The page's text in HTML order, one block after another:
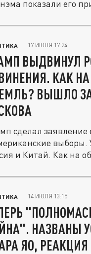
показали его
17 ИЮЛЯ 17:24
ВЫДВИНУЛ
КАК
ВЫШЛО
сделал заявление
и Китай. Как на
14 ИЮЛЯ 13:15
НАЗВАНЫ
ЯО,